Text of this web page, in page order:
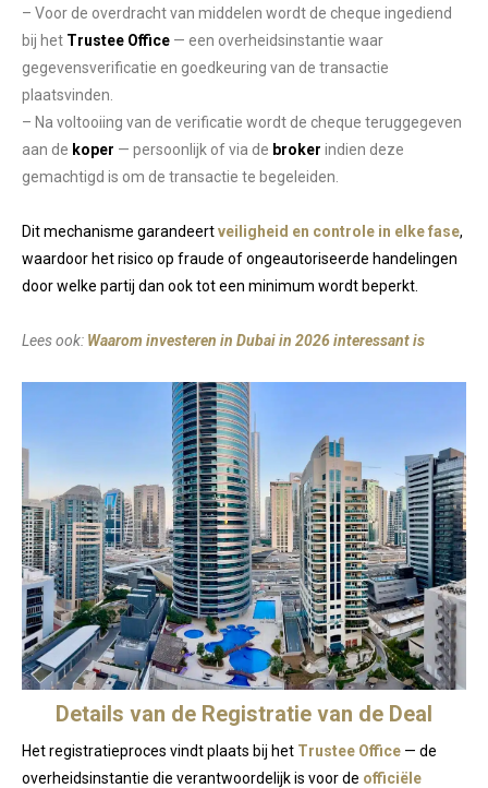
– Voor de overdracht van middelen wordt de cheque ingediend
bij het Trustee Office — een overheidsinstantie waar
gegevensverificatie en goedkeuring van de transactie
plaatsvinden.
– Na voltooiing van de verificatie wordt de cheque teruggegeven
aan de koper — persoonlijk of via de broker indien deze
gemachtigd is om de transactie te begeleiden.
Dit mechanisme garandeertveiligheid en controle in elke fase,
waardoor het risico op fraude of ongeautoriseerde handelingen
door welke partij dan ook tot een minimum wordt beperkt.
Lees ook: Waarom investeren in Dubai in 2026 interessant is
Details van de Registratie van de Deal
Het registratieproces vindt plaats bij het Trustee Office — de
overheidsinstantie die verantwoordelijk is voor de officiële